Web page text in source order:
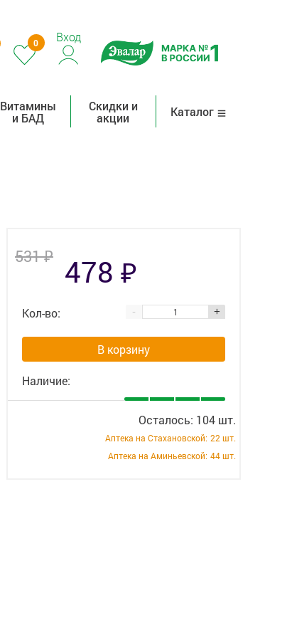
0 Вход
Витамины
и БАД
Скидки и
акции
Каталог
531₽ 478 ₽
Кол-во: - +
В корзину
Наличие:
Осталось: 104 шт.
Аптека на Стахановской: 22 шт.
Аптека на Аминьевской: 44 шт.